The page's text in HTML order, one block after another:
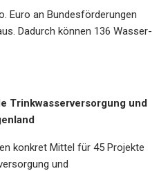
Euro an Bundesförderungen
Dadurch können 136 Wasser-
Trinkwasserversorgung und
konkret Mittel für 45 Projekte
und